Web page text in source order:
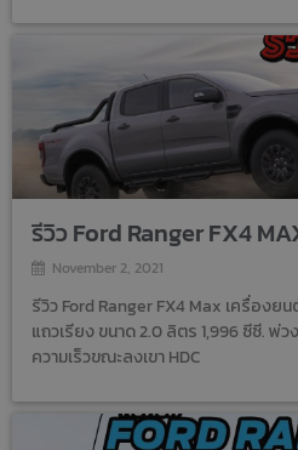
รีวิว Ford Ranger FX4
November 2, 2021
รีวิว Ford Ranger FX4 Max เครื่องย
แถวเรียง ขนาด 2.0 ลิตร 1,996 ซีซี. พ่
ความเร็วขณะลงเขา HDC